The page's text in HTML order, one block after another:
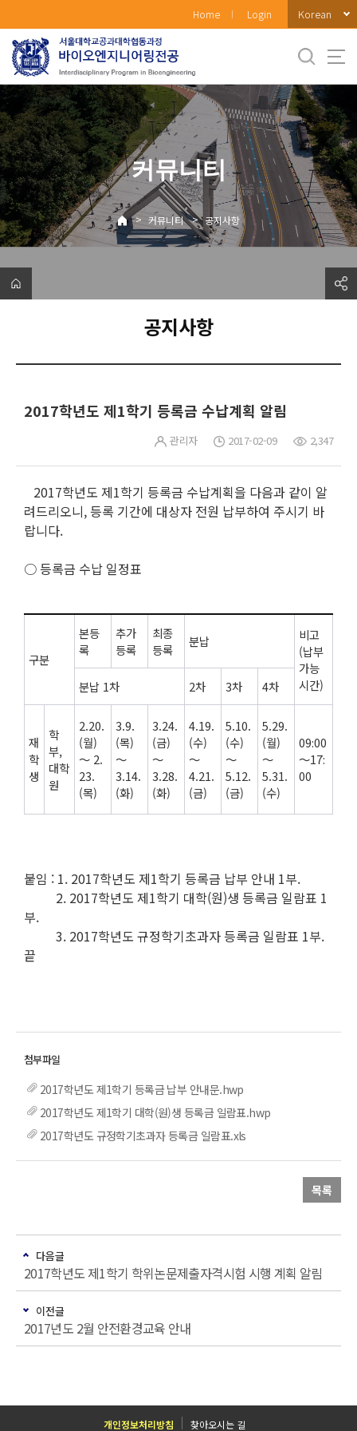
로
메
뉴
Home Login Korean
커뮤니티
> 커뮤니티 > 공지사항
공지사항
2017학년도 제1학기 등록금 수납계획 알림
관리자 2017-02-09 2,347
2017학년도 제1학기 등록금 수납계획을 다음과 같이 알
려드리오니, 등록 기간에 대상자 전원 납부하여 주시기 바
랍니다.
○ 등록금 수납 일정표
구분
본등
록
추가
등록
최종
등록
분납
비고
(납부
가능
시간)
분납 1차 2차 3차 4차
재
학
생
학
부,
대학
원
2.20.
(월)
～ 2.
23.
(목)
3.9.
(목)
～
3.14.
(화)
3.24.
(금)
～
3.28.
(화)
4.19.
(수)
～
4.21.
(금)
5.10.
(수)
～
5.12.
(금)
5.29.
(월)
～
5.31.
(수)
09:00
～17:
00
붙임 : 1. 2017학년도 제1학기 등록금 납부 안내 1부.
2. 2017학년도 제1학기 대학(원)생 등록금 일람표 1
부.
3. 2017학년도 규정학기초과자 등록금 일람표 1부.
끝
2017학년도 제1학기 등록금 납부 안내문.hwp
2017학년도 제1학기 대학(원)생 등록금 일람표.hwp
2017학년도 규정학기초과자 등록금 일람표.xls
목록
다음글
2017학년도 제1학기 학위논문제출자격시험 시행 계획 알림
이전글
2017년도 2월 안전환경교육 안내
개인정보처리방침 찾아오시는 길